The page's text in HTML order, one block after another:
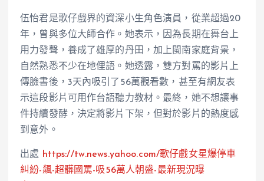
伍怡君是歌仔戲界的資深小生角色演員，從業超過20
年，曾與多位大師合作。她表示，因為長期在舞台上
用力發聲，養成了雄厚的丹田，加上閩南家庭背景，
自然熟悉不少在地俚語。她透露，雙方對罵的影片上
傳臉書後，3天內吸引了56萬觀看數，甚至有網友表
示這段影片可用作台語聽力教材。最終，她不想讓事
件持續發酵，決定將影片下架，但對於影片的熱度感
到意外。
出處 https://tw.news.yahoo.com/歌仔戲女星爆停車
糾紛-飆-超髒國罵-吸56萬人朝盛-最新現況曝